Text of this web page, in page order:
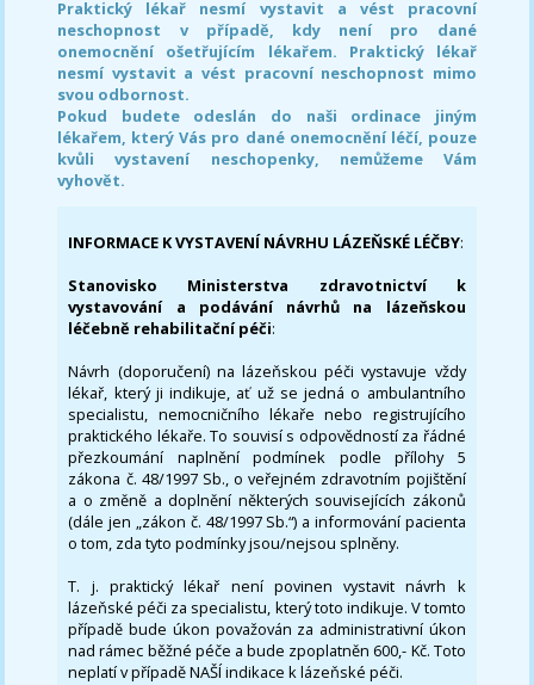
Praktický lékař nesmí vystavit a vést pracovní
neschopnost v případě, kdy není pro dané
onemocnění ošetřujícím lékařem. Praktický lékař
nesmí vystavit a vést pracovní neschopnost mimo
svou odbornost.
Pokud budete odeslán do naši ordinace jiným
lékařem, který Vás pro dané onemocnění léčí, pouze
kvůli vystavení neschopenky, nemůžeme Vám
vyhovět.
INFORMACE K VYSTAVENÍ NÁVRHU LÁZEŇSKÉ LÉČBY:
Stanovisko Ministerstva zdravotnictví k
vystavování a podávání návrhů na lázeňskou
léčebně rehabilitační péči:
Návrh (doporučení) na lázeňskou péči vystavuje vždy
lékař, který ji indikuje, ať už se jedná o ambulantního
specialistu, nemocničního lékaře nebo registrujícího
praktického lékaře. To souvisí s odpovědností za řádné
přezkoumání naplnění podmínek podle přílohy 5
zákona č. 48/1997 Sb., o veřejném zdravotním pojištění
a o změně a doplnění některých souvisejících zákonů
(dále jen „zákon č. 48/1997 Sb.“) a informování pacienta
o tom, zda tyto podmínky jsou/nejsou splněny.
T. j. praktický lékař není povinen vystavit návrh k
lázeňské péči za specialistu, který toto indikuje. V tomto
případě bude úkon považován za administrativní úkon
nad rámec běžné péče a bude zpoplatněn 600,- Kč. Toto
neplatí v případě NAŠÍ indikace k lázeňské péči.